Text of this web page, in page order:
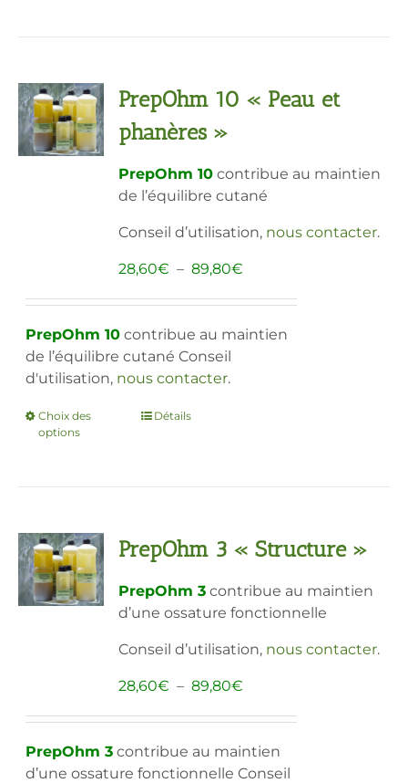
options
peuvent
être
choisies
sur
page
produit
PrepOhm 10 « Peau et
phanères »
PrepOhm 10 contribue au maintien
de l’équilibre cutané
Conseil d’utilisation, nous contacter.
28,60€ – 89,80€
prix :
28,60€
PrepOhm 10 contribue au maintien
de l’équilibre cutané Conseil
d'utilisation, nous contacter.
Choix des
options
Ce
options
être
choisies
la
page
produit
Détails
PrepOhm 3 « Structure »
PrepOhm 3 contribue au maintien
d’une ossature fonctionnelle
Conseil d’utilisation, nous contacter.
28,60€ – 89,80€
prix :
28,60€
à
PrepOhm 3 contribue au maintien
d’une ossature fonctionnelle Conseil